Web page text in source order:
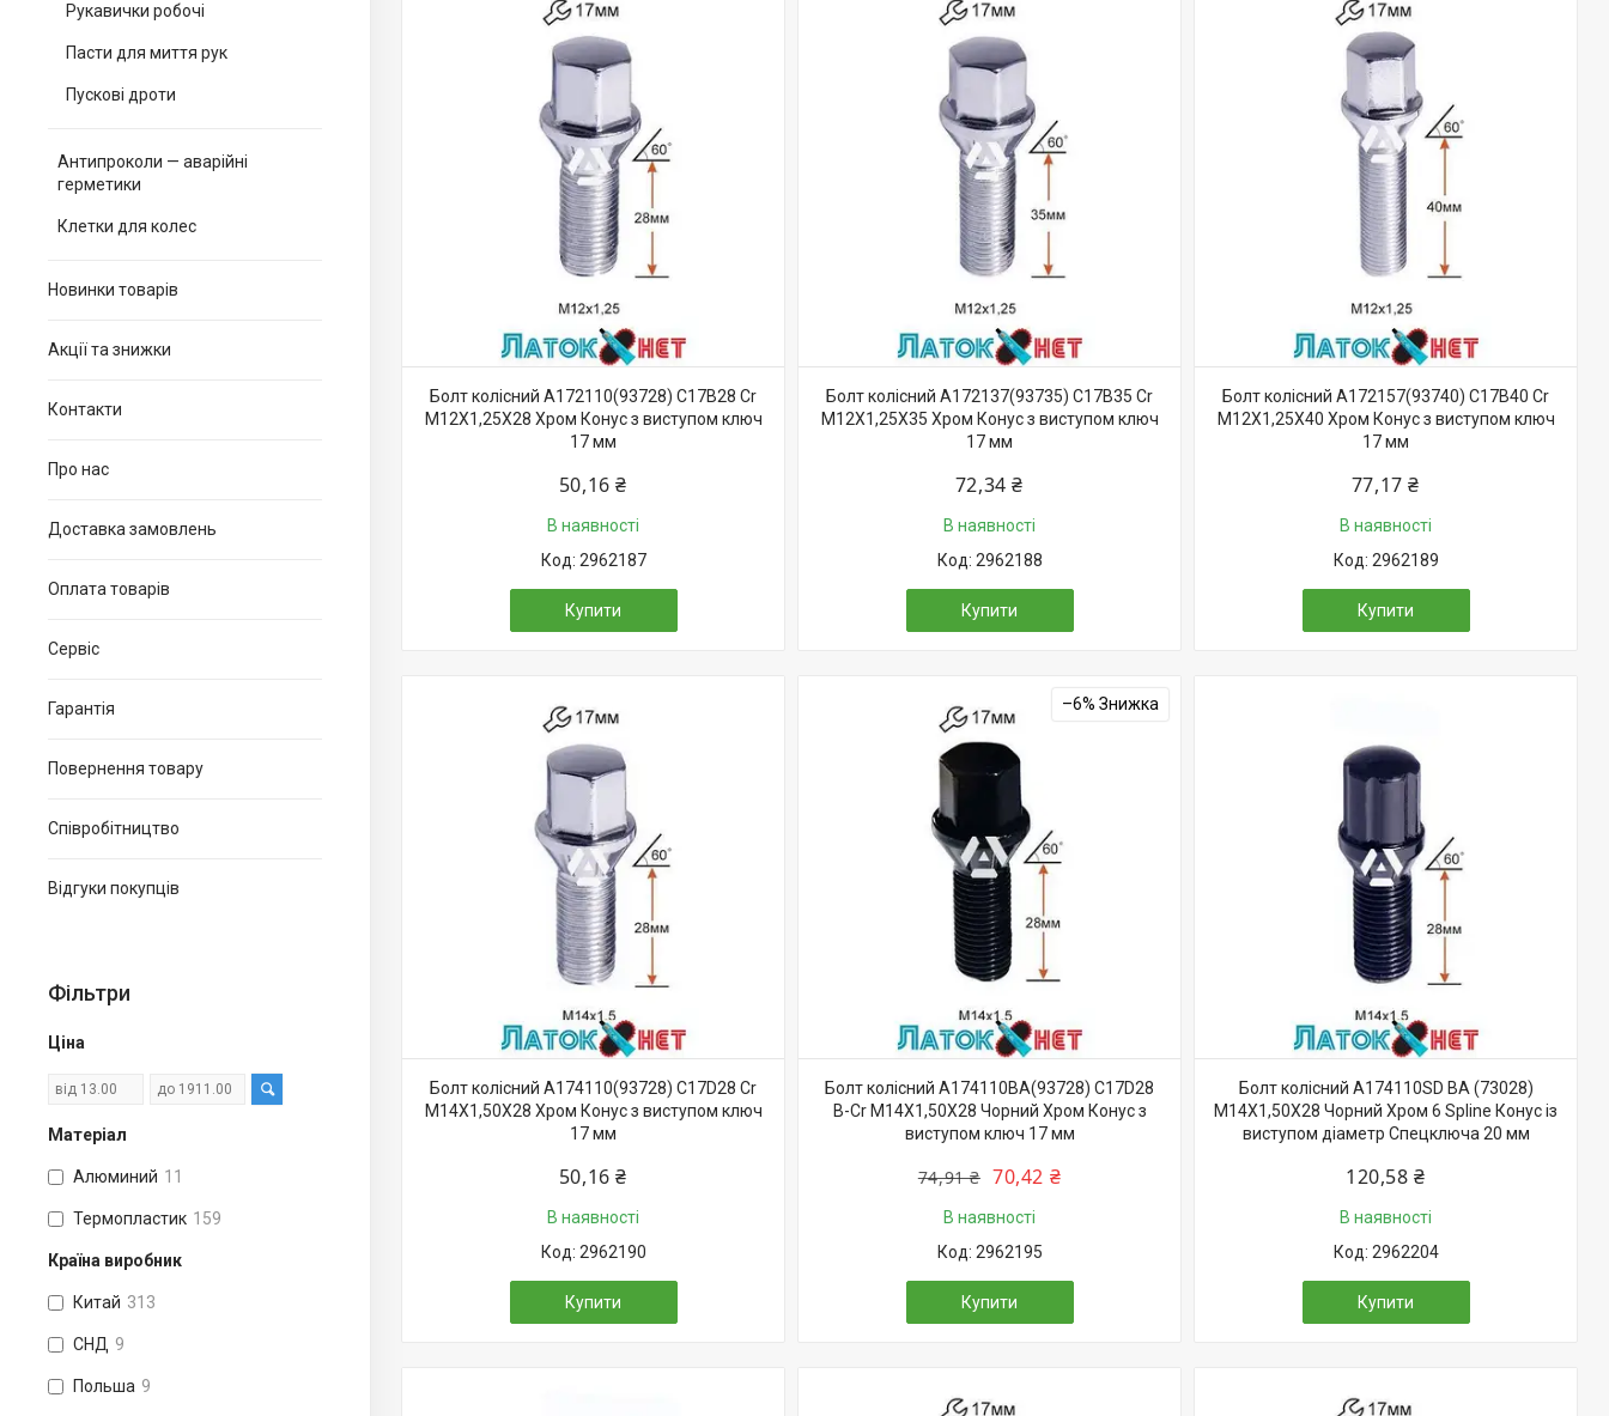
Рукавички робочі
Пасти для миття рук
Пускові дроти
Антипроколи — аварійні
герметики
Клетки для колес
Новинки товарів
Акції та знижки
Контакти
Про нас
Доставка замовлень
Оплата товарів
Сервіс
Гарантія
Повернення товару
Співробітництво
Відгуки покупців
Фільтри
Ціна
Матеріал
Алюминий 11
Термопластик 159
Країна виробник
Китай 313
СНД 9
Польша 9
Болт колісний A172110(93728) C17B28 Cr
M12X1,25X28 Хром Конус з виступом ключ
17 мм
50,16 ₴
В наявності
2962187
Купити
Болт колісний A172137(93735) C17B35 Cr
M12X1,25X35 Хром Конус з виступом ключ
17 мм
72,34 ₴
В наявності
2962188
Купити
Болт колісний A172157(93740) C17B40 Cr
M12X1,25X40 Хром Конус з виступом ключ
17 мм
77,17 ₴
В наявності
2962189
Купити
Болт колісний A174110(93728) C17D28 Cr
M14X1,50X28 Хром Конус з виступом ключ
17 мм
50,16 ₴
В наявності
2962190
Купити
–6%
Болт колісний A174110BA(93728) C17D28
B-Cr M14X1,50X28 Чорний Хром Конус з
виступом ключ 17 мм
74,91 ₴ 70,42 ₴
В наявності
2962195
Купити
Болт колісний A174110SD BA (73028)
M14X1,50X28 Чорний Хром 6 Spline Конус із
виступом діаметр Cпецключа 20 мм
120,58 ₴
В наявності
2962204
Купити